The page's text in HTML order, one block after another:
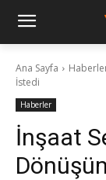
Ana Sayfa
İstedi
Haberler
İnşaat